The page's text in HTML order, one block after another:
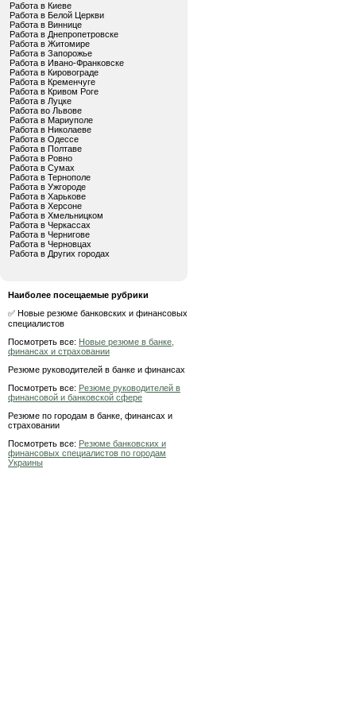
Работа в Киеве
Работа в Белой Церкви
Работа в Виннице
Работа в Днепропетровске
Работа в Житомире
Работа в Запорожье
Работа в Ивано-Франковске
Работа в Кировограде
Работа в Кременчуге
Работа в Кривом Роге
Работа в Луцке
Работа во Львове
Работа в Мариуполе
Работа в Николаеве
Работа в Одессе
Работа в Полтаве
Работа в Ровно
Работа в Сумах
Работа в Тернополе
Работа в Ужгороде
Работа в Харькове
Работа в Херсоне
Работа в Хмельницком
Работа в Черкассах
Работа в Чернигове
Работа в Черновцах
Работа в Других городах
Наиболее посещаемые рубрики
✅ Новые резюме банковских и финансовых
специалистов
Посмотреть все: Новые резюме в банке,
финансах и страховании
Резюме руководителей в банке и финансах
Посмотреть все: Резюме руководителей в
финансовой и банковской сфере
Резюме по городам в банке, финансах и
страховании
Посмотреть все: Резюме банковских и
финансовых специалистов по городам
Украины